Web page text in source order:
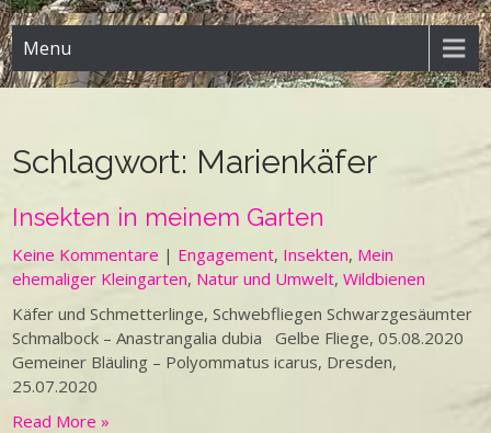
Menu
Schlagwort: Marienkäfer
Insekten in meinem Garten
Keine Kommentare | Engagement, Insekten, Mein
ehemaliger Kleingarten, Natur und Umwelt,Wildbienen
Käfer und Schmetterlinge, Schwebfliegen Schwarzgesäumter
Schmalbock – Anastrangalia dubia Gelbe Fliege, 05.08.2020
Gemeiner Bläuling – Polyommatus icarus, Dresden,
25.07.2020
Read More »